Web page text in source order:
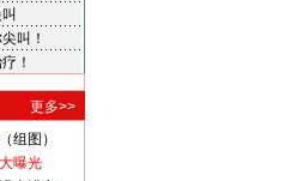
更多>>
组图）
曝光